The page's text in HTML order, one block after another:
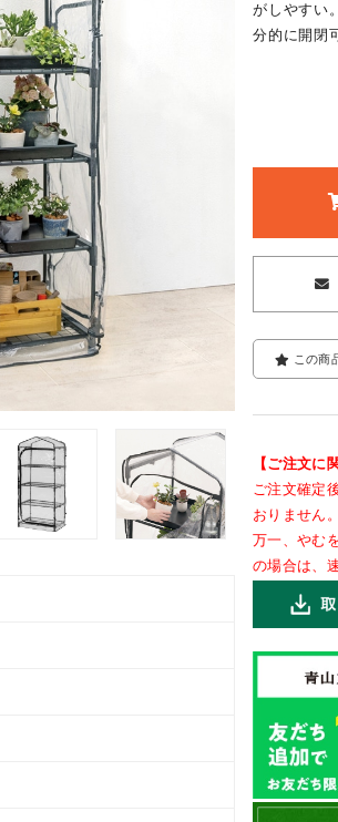
がしやすい
分的に開閉
この商
【ご注文に
ご注文確定
おりません。
万一、やむ
の場合は、